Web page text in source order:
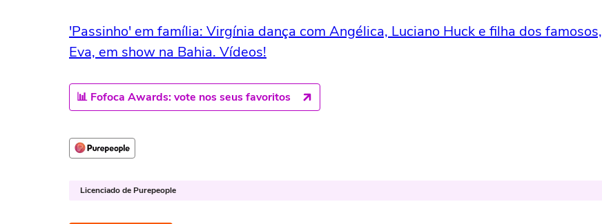
'Passinho' em família: Virgínia dança com Angélica, Luciano Huck e filha dos famosos,
Eva, em show na Bahia. Vídeos!
📊 Fofoca Awards: vote nos seus favoritos
Licenciado de Purepeople